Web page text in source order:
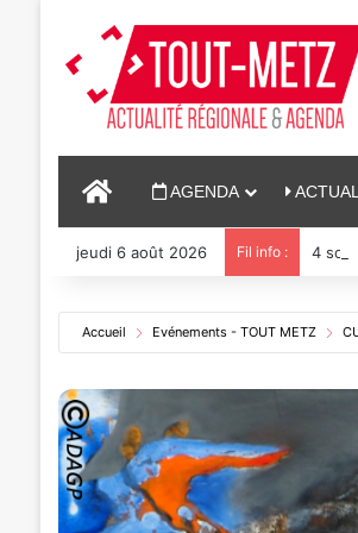
ACCUEILAGENDA
jeudi 6 août 2026 Fil info : 4
Accueil Evénements - TOUT METZ